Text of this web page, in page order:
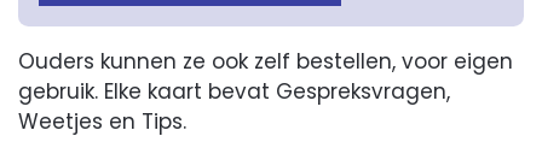
Ouders kunnen ze ook zelf bestellen, voor eigen
gebruik. Elke kaart bevat Gespreksvragen,
Weetjes en Tips.